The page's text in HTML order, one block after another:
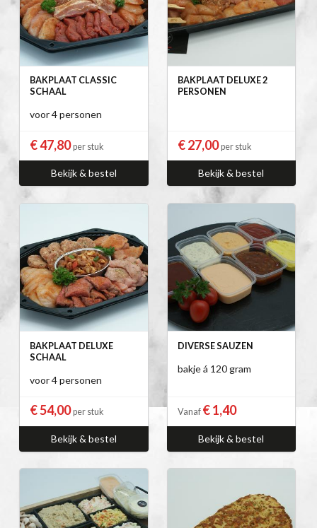
BAKPLAAT CLASSIC
SCHAAL
voor 4 personen
€ 47,80per stuk
Bekijk & bestel
BAKPLAAT DELUXE 2
PERSONEN
€ 27,00per stuk
Bekijk & bestel
BAKPLAAT DELUXE
SCHAAL
voor 4 personen
€ 54,00per stuk
Bekijk & bestel
DIVERSE SAUZEN
bakje á 120 gram
Vanaf € 1,40
Bekijk & bestel